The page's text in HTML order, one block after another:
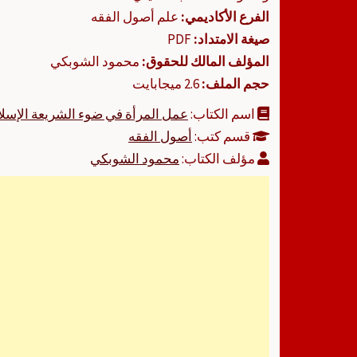
الفرع الأكاديمي: علم أصول الفقه
صيغة الامتداد:
المؤلف المالك للحقوق: محمود الشوبكي
حجم الملف:
اسم الكتاب:عمل المرأة في ضوء الشريعة
قسم كتب:أصول الفقه
مؤلف الكتاب:محمود الشوبكي